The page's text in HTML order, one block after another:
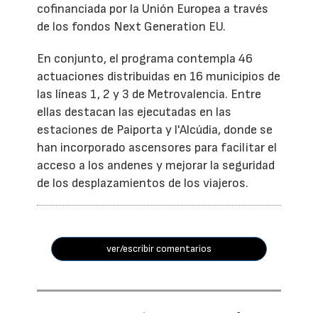
cofinanciada por la Unión Europea a través
de los fondos Next Generation EU.
En conjunto, el programa contempla 46
actuaciones distribuidas en 16 municipios de
las líneas 1, 2 y 3 de Metrovalencia. Entre
ellas destacan las ejecutadas en las
estaciones de Paiporta y l'Alcúdia, donde se
han incorporado ascensores para facilitar el
acceso a los andenes y mejorar la seguridad
de los desplazamientos de los viajeros.
ver/escribir comentarios